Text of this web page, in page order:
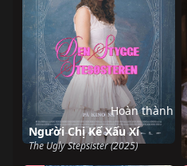
Người Chị Kế Xấu Xí
The Ugly Stepsister (2025)
Hoàn thành